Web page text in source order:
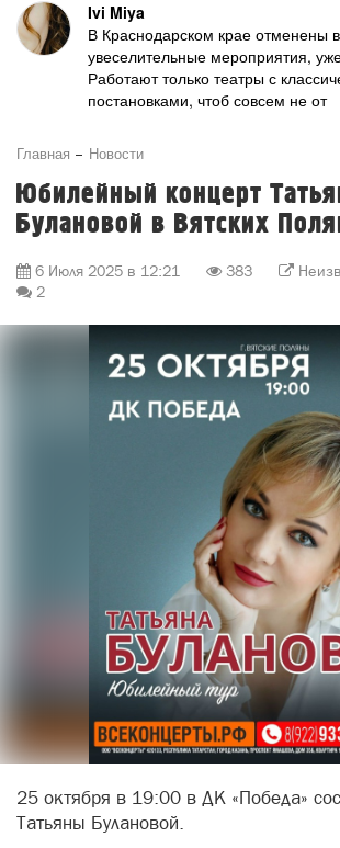
Ivi Miya
В Краснодарском крае отменены
увеселительные мероприятия,
Работают только театры с
постановками, чтоб совсем не от
Главная Новости
Юбилейный концерт
Булановой в Вятских
6 Июля 2025 в 12:21 383
2
25 октября в 19:00 в ДК «Победа»
Татьяны Булановой.